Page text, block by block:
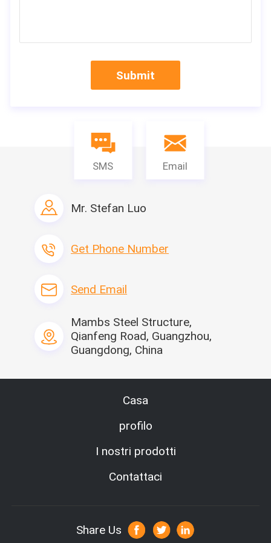
Singola unità
SPECIFICHE DI PRODOTTO
Submit
SMS Email
Mr. Stefan Luo
Get Phone Number
Send Email
Mambs Steel Structure,
Qianfeng Road, Guangzhou,
Guangdong, China
Casa
profilo
I nostri prodotti
Contattaci
Share Us